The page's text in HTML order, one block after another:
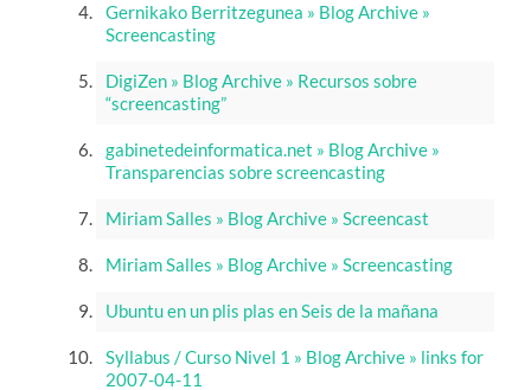
Gernikako Berritzegunea » Blog Archive »
Screencasting
DigiZen » Blog Archive » Recursos sobre
“screencasting”
gabinetedeinformatica.net » Blog Archive »
Transparencias sobre screencasting
Miriam Salles » Blog Archive » Screencast
Miriam Salles » Blog Archive » Screencasting
Ubuntu en un plis plas en Seis de la mañana
Syllabus / Curso Nivel 1 » Blog Archive » links for
2007-04-11